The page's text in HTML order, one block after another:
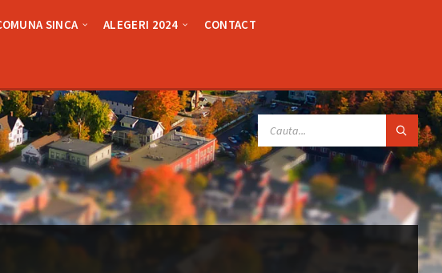
SINCA ALEGERI 2024 CONTACT
SEARCH: